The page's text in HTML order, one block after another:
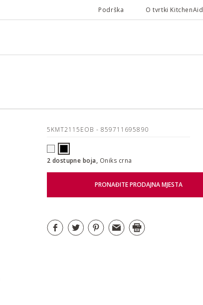
Podrška O tvrtki KitchenAid
5KMT2115EOB - 859711695890
2 dostupne boja, Oniks crna
PRONAĐITE PRODAJNA MJESTA